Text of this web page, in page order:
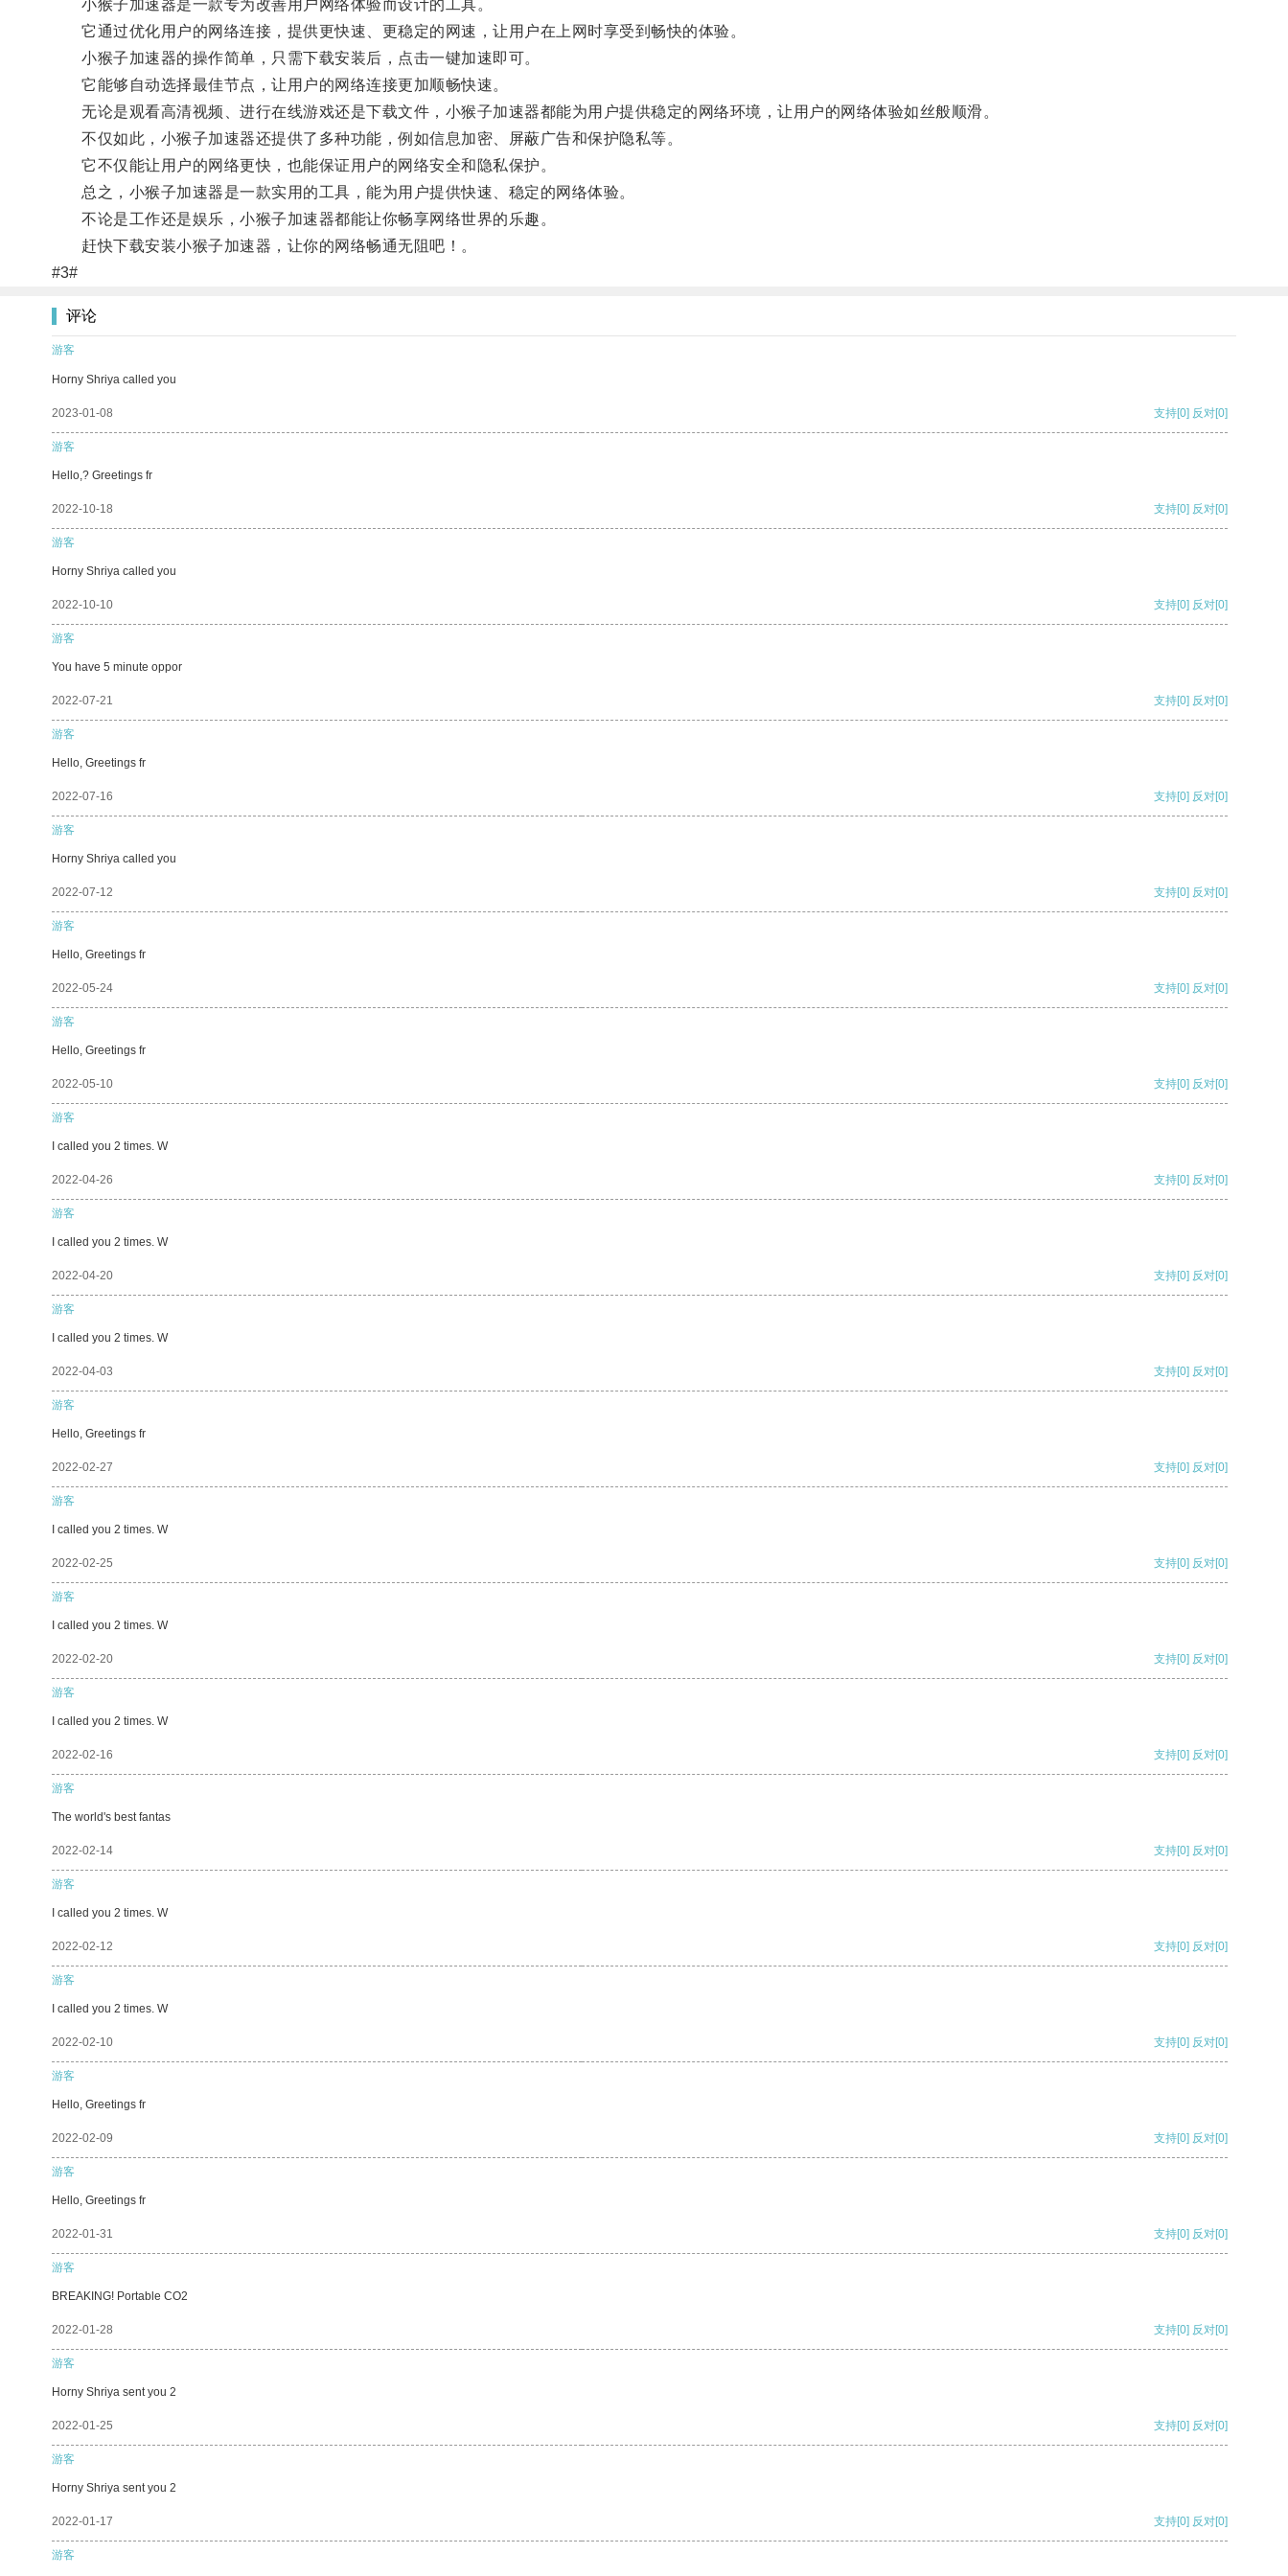
小猴子加速器是一款专为改善用户网络体验而设计的工具。
它通过优化用户的网络连接，提供更快速、更稳定的网速，让用户在上网时享受到畅快的体验。
小猴子加速器的操作简单，只需下载安装后，点击一键加速即可。
它能够自动选择最佳节点，让用户的网络连接更加顺畅快速。
无论是观看高清视频、进行在线游戏还是下载文件，小猴子加速器都能为用户提供稳定的网络环境，让用户的网络体验如丝般顺滑。
不仅如此，小猴子加速器还提供了多种功能，例如信息加密、屏蔽广告和保护隐私等。
它不仅能让用户的网络更快，也能保证用户的网络安全和隐私保护。
总之，小猴子加速器是一款实用的工具，能为用户提供快速、稳定的网络体验。
不论是工作还是娱乐，小猴子加速器都能让你畅享网络世界的乐趣。
赶快下载安装小猴子加速器，让你的网络畅通无阻吧！。
#3#
评论
游客
Horny Shriya called you
2023-01-08 支持[0] 反对[0]
游客
Hello,? Greetings fr
2022-10-18 支持[0] 反对[0]
游客
Horny Shriya called you
2022-10-10 支持[0] 反对[0]
游客
You have 5 minute oppor
2022-07-21 支持[0] 反对[0]
游客
Hello, Greetings fr
2022-07-16 支持[0] 反对[0]
游客
Horny Shriya called you
2022-07-12 支持[0] 反对[0]
游客
Hello, Greetings fr
2022-05-24 支持[0] 反对[0]
游客
Hello, Greetings fr
2022-05-10 支持[0] 反对[0]
游客
I called you 2 times. W
2022-04-26 支持[0] 反对[0]
游客
I called you 2 times. W
2022-04-20 支持[0] 反对[0]
游客
I called you 2 times. W
2022-04-03 支持[0] 反对[0]
游客
Hello, Greetings fr
2022-02-27 支持[0] 反对[0]
游客
I called you 2 times. W
2022-02-25 支持[0] 反对[0]
游客
I called you 2 times. W
2022-02-20 支持[0] 反对[0]
游客
I called you 2 times. W
2022-02-16 支持[0] 反对[0]
游客
The world's best fantas
2022-02-14 支持[0] 反对[0]
游客
I called you 2 times. W
2022-02-12 支持[0] 反对[0]
游客
I called you 2 times. W
2022-02-10 支持[0] 反对[0]
游客
Hello, Greetings fr
2022-02-09 支持[0] 反对[0]
游客
Hello, Greetings fr
2022-01-31 支持[0] 反对[0]
游客
BREAKING! Portable CO2
2022-01-28 支持[0] 反对[0]
游客
Horny Shriya sent you 2
2022-01-25 支持[0] 反对[0]
游客
Horny Shriya sent you 2
2022-01-17 支持[0] 反对[0]
游客